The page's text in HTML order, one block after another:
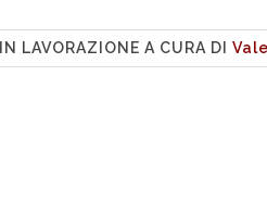
LAVORAZIONE A CURA DI